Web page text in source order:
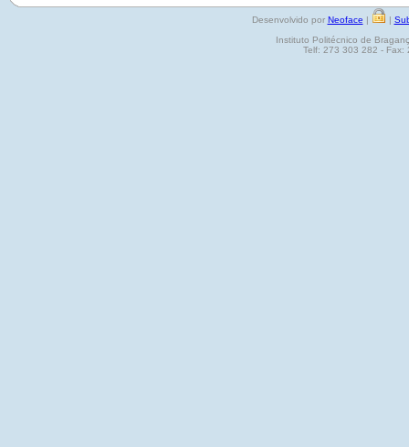
Desenvolvido por Neoface | |
Instituto Politécnico de
Telf: 273 303 282 - Fax: